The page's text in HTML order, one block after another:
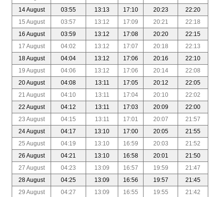
14 August
03:55 13:13 17:10 20:23
22:20
15 August
03:57 13:12 17:09 20:21
22:18
16 August
03:59 13:12 17:08 20:20
22:15
17 August
04:02 13:12 17:07 20:18
22:13
18 August
04:04 13:12 17:06 20:16
22:10
19 August
04:06 13:12 17:06 20:14
22:08
20 August
04:08 13:11 17:05 20:12
22:05
21 August
04:10 13:11 17:04 20:10
22:02
22 August
04:12 13:11 17:03 20:09
22:00
23 August
04:15 13:11 17:01 20:07
21:57
24 August
04:17 13:10 17:00 20:05
21:55
25 August
04:19 13:10 16:59 20:03
21:52
26 August
04:21 13:10 16:58 20:01
21:50
27 August
04:23 13:09 16:57 19:59
21:47
28 August
04:25 13:09 16:56 19:57
21:45
29 August
04:27 13:09 16:55 19:55
21:42